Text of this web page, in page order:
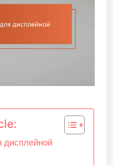
дисплейной